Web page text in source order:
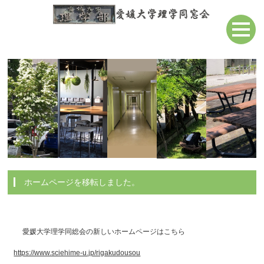
ホームページを移転しました。
愛媛大学理学同総会の新しいホームページはこちら
https://www.sciehime-u.jp/rigakudousou